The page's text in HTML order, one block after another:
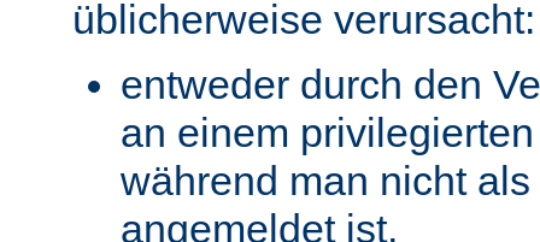
üblicherweise verursacht:
entweder durch den
an einem
während man nicht
angemeldet ist,